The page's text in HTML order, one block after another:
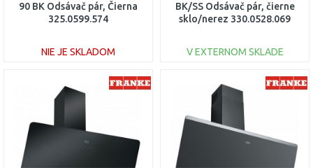
90 BK Odsávač pár, Čierna
325.0599.574
NIE JE SKLADOM
DO KOŠÍKA
BK/SS Odsávač pár, čierne
sklo/nerez 330.0528.069
V EXTERNOM SKLADE
DO KOŠÍKA
Porovnať